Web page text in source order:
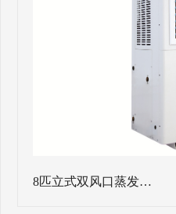
8匹立式双风口蒸发…